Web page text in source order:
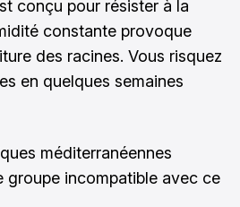
conçu pour résister à la
constante provoque
des racines. Vous risquez
en quelques semaines
méditerranéennes
groupe incompatible avec ce